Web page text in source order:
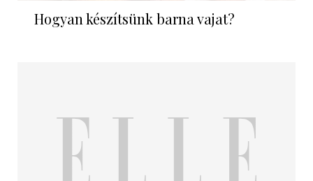
Hogyan készítsünk barna vajat?